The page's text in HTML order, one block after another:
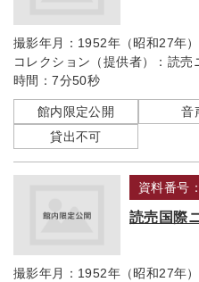
撮影年月： 1952年（昭和27年
コレクション（提供者）： 読売
時間：7分50秒
館内限定公開
音
貸出不可
資料番号
読売国際
撮影年月： 1952年（昭和27年